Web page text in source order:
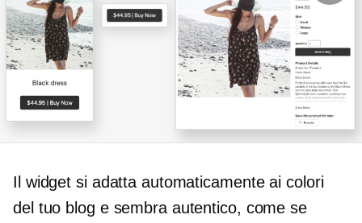
Il widget si adatta automaticamente ai colori
del tuo blog e sembra autentico, come se